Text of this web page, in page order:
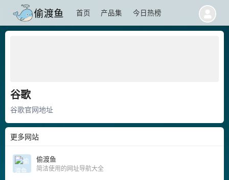
首页 产品集 今日热榜
谷歌
谷歌官网地址
更多网站
偷渡鱼
简洁使用的网址导航大全